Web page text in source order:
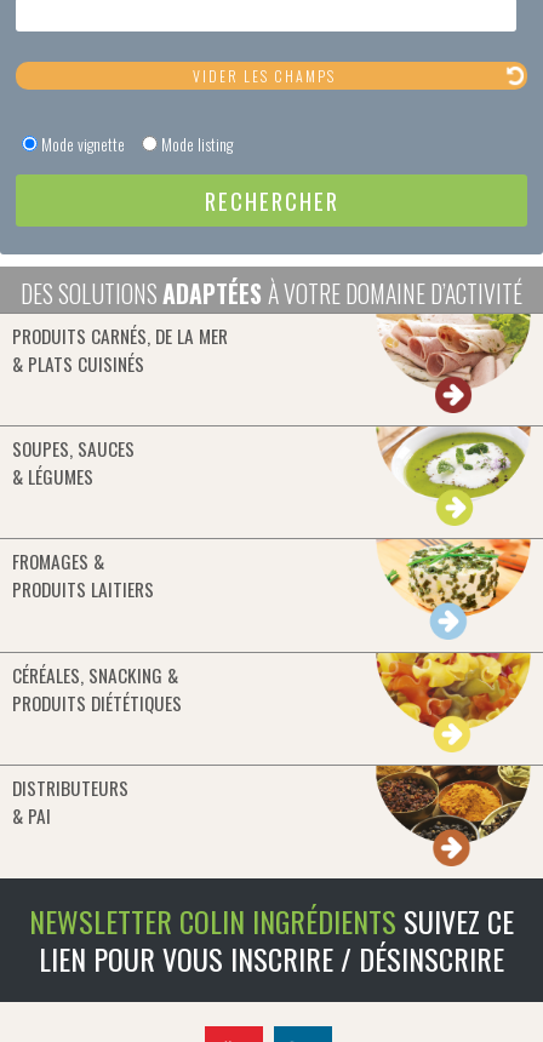
Mode vignette Mode listing
DES SOLUTIONSADAPTÉES À VOTRE DOMAINE D’ACTIVITÉ
PRODUITS CARNÉS, DE LA MER
& PLATS CUISINÉS
SOUPES, SAUCES
& LÉGUMES
FROMAGES &
PRODUITS LAITIERS
CÉRÉALES, SNACKING &
PRODUITS DIÉTÉTIQUES
DISTRIBUTEURS
& PAI
NEWSLETTER COLIN INGRÉDIENTS SUIVEZ CE
LIEN POUR VOUS INSCRIRE / DÉSINSCRIRE